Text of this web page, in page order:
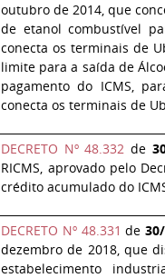
outubro de 2014, que
de etanol combustível
conecta os terminais de
limite para a saída de
pagamento do ICMS,
conecta os terminais de
DECRETO Nº 48.332 de
RICMS, aprovado pelo
crédito acumulado do
DECRETO Nº 48.331 de
dezembro de 2018, que
estabelecimento